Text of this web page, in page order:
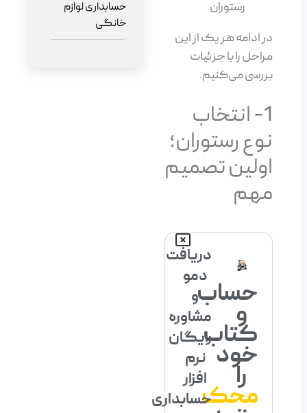
رستوران
در ادامه هر یک از این
مراحل را با جزئیات
بررسی می‌کنیم.
1- انتخاب
نوع رستوران؛
اولین تصمیم
مهم
حساب
و
کتاب
خود
را
محک
دریافت
دمو
و
مشاوره
رایگان
نرم
افزار
حسابداری
حسابداری لوازم
خانگی